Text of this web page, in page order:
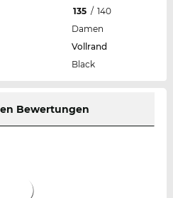
135 / 140
Damen
Vollrand
Black
Bewertungen